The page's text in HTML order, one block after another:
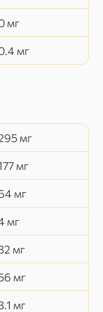
мг
мг
мг
мг
мг
мг
мг
мг
мг